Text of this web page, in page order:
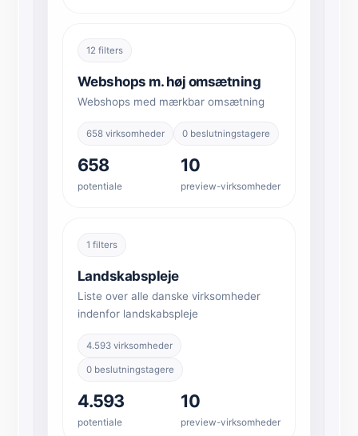
12 filters
Webshops m. høj omsætning
Webshops med mærkbar omsætning
658 virksomheder 0 beslutningstagere
658
potentiale
10
preview-virksomheder
1 filters
Landskabspleje
Liste over alle danske virksomheder
indenfor landskabspleje
4.593 virksomheder
0 beslutningstagere
4.593
potentiale
10
preview-virksomheder